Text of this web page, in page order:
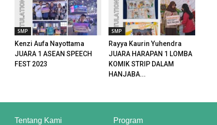
SMP
Kenzi Aufa Nayottama
JUARA 1 ASEAN SPEECH
FEST 2023
SMP
Rayya Kaurin Yuhendra
JUARA HARAPAN 1 LOMBA
KOMIK STRIP DALAM
HANJABA...
Tentang Kami Program